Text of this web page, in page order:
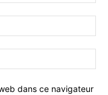
dans ce navigateur